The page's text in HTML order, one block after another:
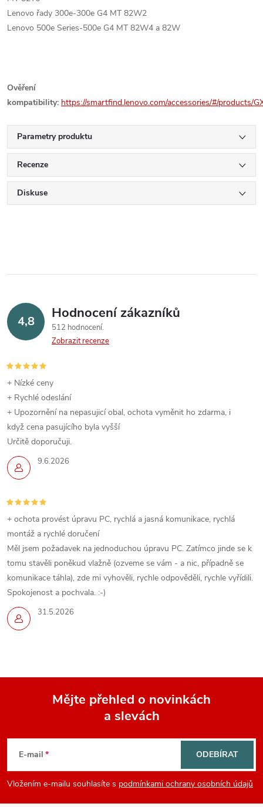
Lenovo řady 300e-300e G4 MT 82W2
Lenovo 500e Series-500e G4 MT 82W4 a 82W
Ověření
kompatibility: https://smartfind.lenovo.com/accessories/#/products/
Parametry produktu
Recenze
Diskuse
4,8 Hodnocení zákazníků
512 hodnocení
Zobrazit recenze
9.6.2026
+ Nízké ceny
+ Rychlé odeslání
+ Upozornění na nepasujicí obal, ochota vyměnit ho zdarma, i
když cena pasujícího byla vyšší
Určitě doporučuji.
31.5.2026
+ ochota provést úpravu PC, rychlá a jasná komunikace, rychlá
montáž a rychlé doručení
Měl jsem požadavek na jednoduchou úpravu PC. Zatímco jinde se k
tomu stavěli poněkud vlažně (ozveme se vám - a nic, případně se
komunikace táhla), zde mi vyhověli, rychle odpověděli, rychle vyřídili.
Spokojenost a pochvala. :-)
p
Mějte přehled o novinkách
a slevách
E-mail
Vložením e-mailu souhlasíte s podmínkami ochrany osobních údajů
ODEBÍRAT